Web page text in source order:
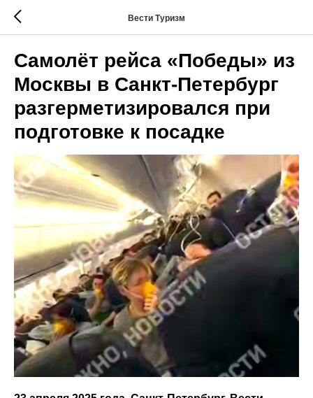
Вести Туризм
Самолёт рейса «Победы» из
Москвы в Санкт-Петербург
разгерметизировался при
подготовке к посадке